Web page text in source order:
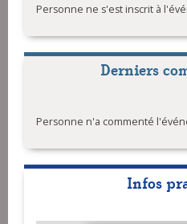
Personne ne s'est inscrit à
Derniers
Personne n'a commenté
Infos